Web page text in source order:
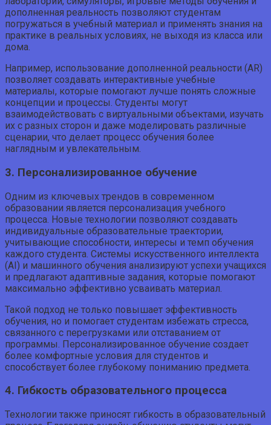
дополненная реальность позволяют студентам
погружаться в учебный материал и применять знания на
практике в реальных условиях, не выходя из класса или
дома.
Например, использование дополненной реальности (AR)
позволяет создавать интерактивные учебные
материалы, которые помогают лучше понять сложные
концепции и процессы. Студенты могут
взаимодействовать с виртуальными объектами, изучать
их с разных сторон и даже моделировать различные
сценарии, что делает процесс обучения более
наглядным и увлекательным.
3. Персонализированное обучение
Одним из ключевых трендов в современном
образовании является персонализация учебного
процесса. Новые технологии позволяют создавать
индивидуальные образовательные траектории,
учитывающие способности, интересы и темп обучения
каждого студента. Системы искусственного интеллекта
(AI) и машинного обучения анализируют успехи учащихся
и предлагают адаптивные задания, которые помогают
максимально эффективно усваивать материал.
Такой подход не только повышает эффективность
обучения, но и помогает студентам избежать стресса,
связанного с перегрузками или отставанием от
программы. Персонализированное обучение создает
более комфортные условия для студентов и
способствует более глубокому пониманию предмета.
4. Гибкость образовательного процесса
Технологии также приносят гибкость в образовательный